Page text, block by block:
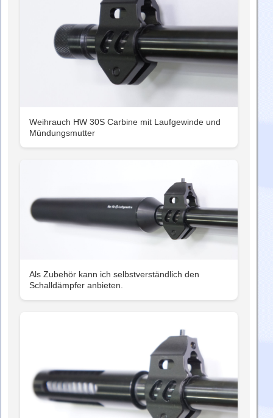
Weihrauch HW 30S Carbine mit Laufgewinde und
Mündungsmutter
Als Zubehör kann ich selbstverständlich den
Schalldämpfer anbieten.